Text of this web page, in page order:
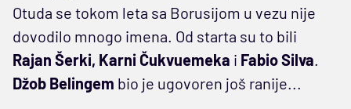
Otuda se tokom leta sa Borusijom u vezu nije
dovodilo mnogo imena. Od starta su to bili
Rajan Šerki, Karni Čukvuemeka i Fabio Silva.
Džob Belingem bio je ugovoren još ranije...